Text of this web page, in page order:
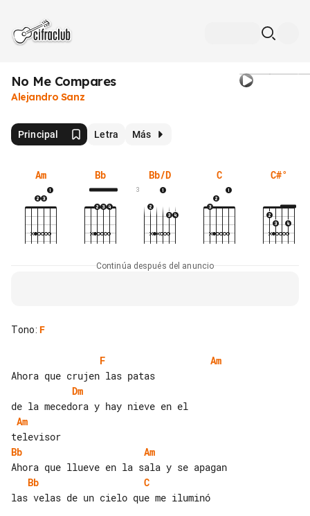
No Me Compares
Alejandro Sanz
Principal Letra Más
Am Bb Bb/D
3
C C#°
Continúa después del anuncio
Tono: F
F
Am
Dm
Am
Bb
Am
Bb
C
las velas de un cielo que me iluminó